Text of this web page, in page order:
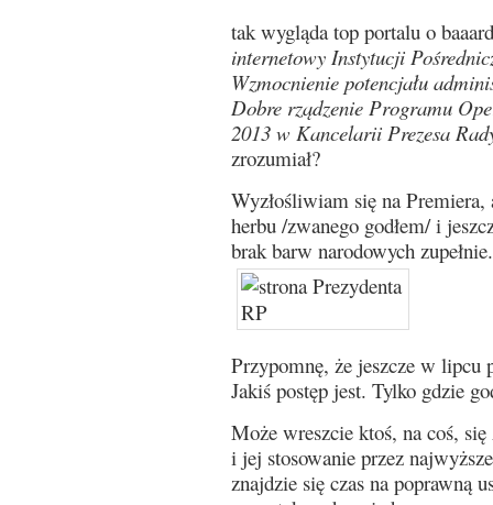
tak wygląda top portalu o
internetowy Instytucji
Wzmocnienie potencjału
Dobre rządzenie Programu
2013 w Kancelarii Prezesa
zrozumiał?
Wyzłośliwiam się na Premiera,
herbu /zwanego godłem/ i
brak barw narodowych
Przypomnę, że jeszcze w lipcu
Jakiś postęp jest. Tylko gdzie
Może wreszcie ktoś, na coś,
i jej stosowanie przez
znajdzie się czas na poprawną